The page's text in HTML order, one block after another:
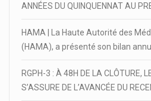
ANNÉES DU QUINQUENNAT AU
HAMA | La Haute Autorité des
(HAMA), a présenté son bilan
RGPH-3 : À 48H DE LA CLÔTURE,
S’ASSURE DE L’AVANCÉE DU